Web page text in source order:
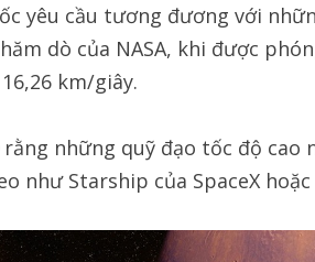
yêu cầu tương đương với
dò của NASA, khi được
km/giây.
rằng những quỹ đạo tốc độ cao
như Starship của SpaceX